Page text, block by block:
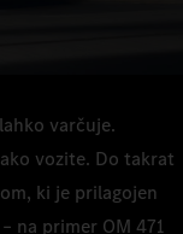
varčuje.
vozite. Do takrat
ki je prilagojen
na primer OM 471